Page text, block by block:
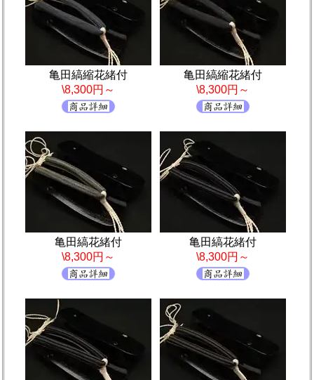
亀田縞縮花緒付
\8,300円～
亀田縞縮花緒付
\8,300円～
亀田縞花緒付
\8,300円～
亀田縞花緒付
\8,300円～